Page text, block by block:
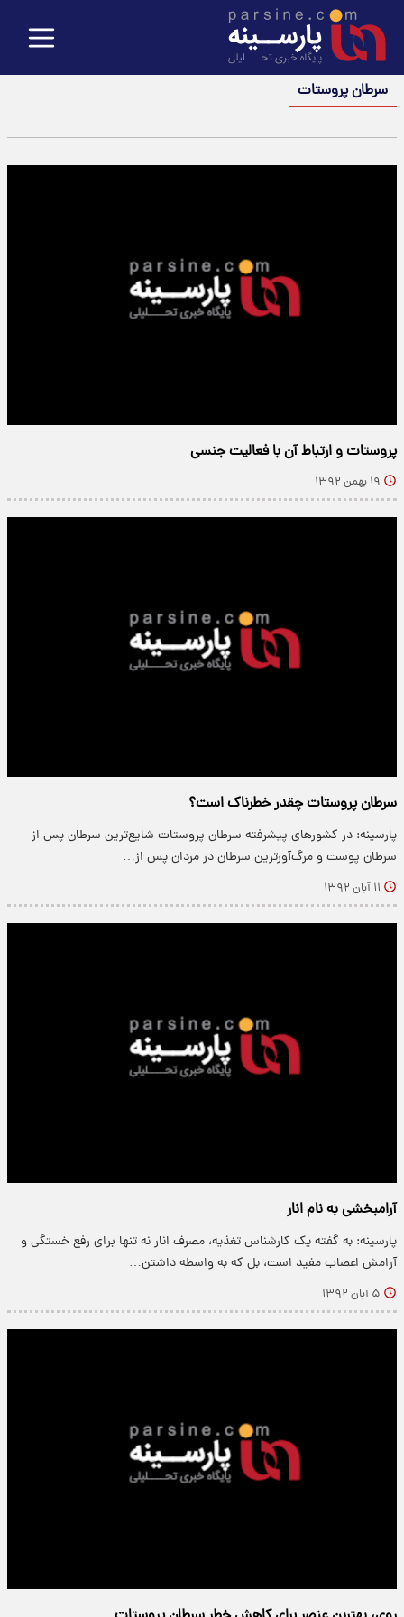
سرطان پروستات
پروستات و ارتباط آن با فعالیت جنسی
۱۹ بهمن ۱۳۹۲
سرطان پروستات چقدر خطرناک است؟
پارسینه: در کشورهای پیشرفته سرطان پروستات شایع‌ترین سرطان پس از
سرطان پوست و مرگ‌آورترین سرطان در مردان پس از…
۱۱ آبان ۱۳۹۲
آرامبخشی به نام انار
پارسینه: به گفته یک کار‌شناس تغذیه، مصرف انار نه تنها برای رفع خستگی و
آرامش اعصاب مفید است، بل که به واسطه داشتن…
۵ آبان ۱۳۹۲